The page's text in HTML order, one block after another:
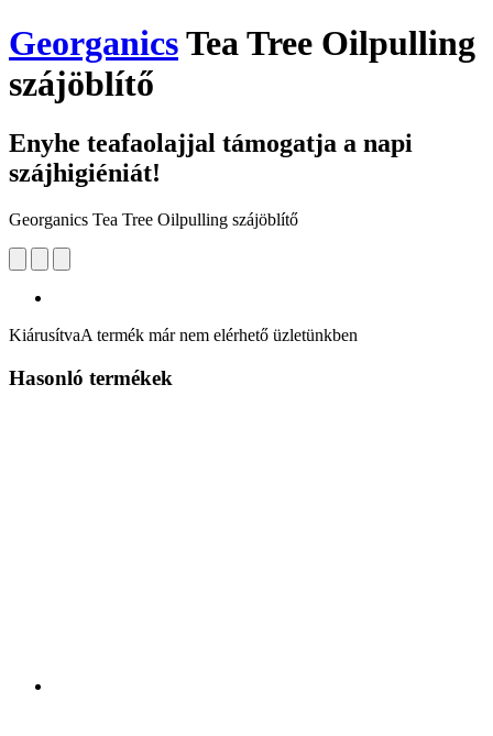
GeorganicsTea Tree Oilpulling
szájöblítő
Enyhe teafaolajjal támogatja a napi
szájhigiéniát!
Georganics Tea Tree Oilpulling szájöblítő
KiárusítvaA termék már nem elérhető üzletünkben
Hasonló termékek